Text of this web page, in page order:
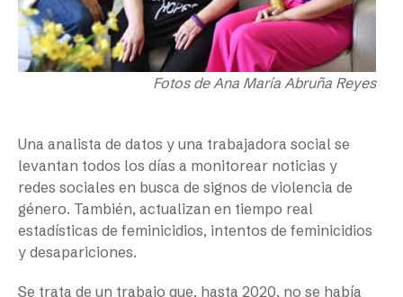
Fotos de Ana María Abruña Reyes
Una analista de datos y una trabajadora social se
levantan todos los días a monitorear noticias y
redes sociales en busca de signos de violencia de
género. También, actualizan en tiempo real
estadísticas de feminicidios, intentos de feminicidios
y desapariciones.
Se trata de un trabajo que, hasta 2020, no se había